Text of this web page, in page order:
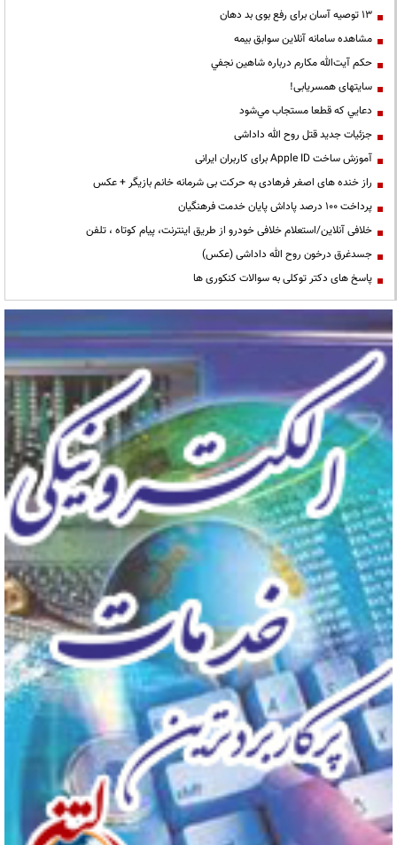
13 توصیه آسان برای رفع بوی بد دهان
مشاهده سامانه آنلاين سوابق بیمه
حكم آيت‌الله مكارم درباره شاهين نجفي
سایتهای همسریابی!
دعايي كه قطعا مستجاب مي‌شود
جزئیات جدید قتل روح الله داداشی
آموزش ساخت Apple ID برای کاربران ایرانی
راز خنده های اصغر فرهادی به حرکت بی شرمانه خانم بازیگر + عکس
پرداخت ۱۰۰ درصد پاداش پایان خدمت فرهنگیان
خلافی آنلاین/استعلام خلافی خودرو از طریق اینترنت، پیام کوتاه ، تلفن
جسدغرق درخون روح الله داداشی (عکس)
پاسخ های دکتر توکلی به سوالات کنکوری ها